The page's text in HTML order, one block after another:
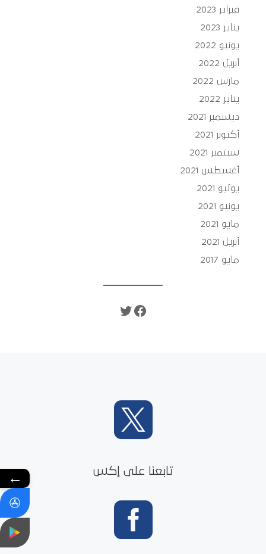
فبراير 2023
يناير 2023
يونيو 2022
أبريل 2022
مارس 2022
يناير 2022
ديسمبر 2021
أكتوبر 2021
سبتمبر 2021
أغسطس 2021
يوليو 2021
يونيو 2021
مايو 2021
أبريل 2021
مايو 2017
فيسبوك
تويتر

تابعنا على إكس

←